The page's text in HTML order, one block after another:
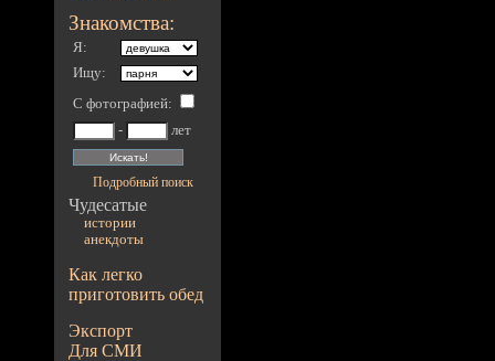
Знакомства:
Я:
Ищу:
С фотографией:
-
лет
Подробный поиск
Чудесатые
истории
анекдоты
Как легко
приготовить обед
Экспорт
Для СМИ